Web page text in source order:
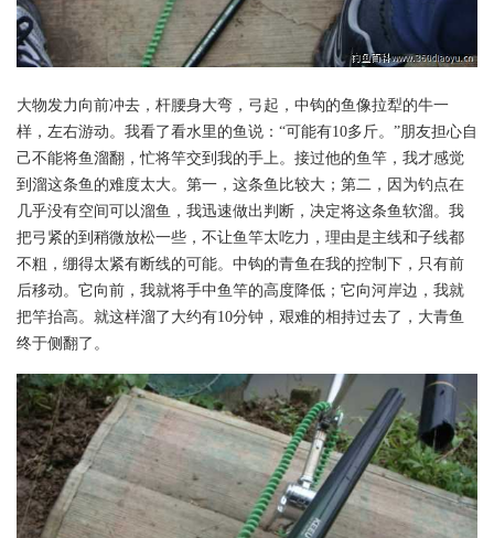
大物发力向前冲去，杆腰身大弯，弓起，中钩的鱼像拉犁的牛一
样，左右游动。我看了看水里的鱼说：“可能有10多斤。”朋友担心自
己不能将鱼溜翻，忙将竿交到我的手上。接过他的鱼竿，我才感觉
到溜这条鱼的难度太大。第一，这条鱼比较大；第二，因为钓点在
几乎没有空间可以溜鱼，我迅速做出判断，决定将这条鱼软溜。我
把弓紧的到稍微放松一些，不让鱼竿太吃力，理由是主线和子线都
不粗，绷得太紧有断线的可能。中钩的青鱼在我的控制下，只有前
后移动。它向前，我就将手中鱼竿的高度降低；它向河岸边，我就
把竿抬高。就这样溜了大约有10分钟，艰难的相持过去了，大青鱼
终于侧翻了。